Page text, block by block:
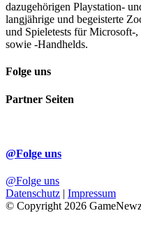
dazugehörigen Playstation-
langjährige und begeisterte
und Spieletests für
sowie -Handhelds.
Folge uns
Partner Seiten
@Folge uns
@Folge uns
Datenschutz | Impressum
© Copyright 2026